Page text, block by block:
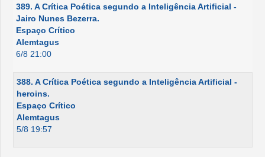
389. A Crítica Poética segundo a Inteligência Artificial -
Jairo Nunes Bezerra.
Espaço Crítico
Alemtagus
6/8 21:00
388. A Crítica Poética segundo a Inteligência Artificial -
heroins.
Espaço Crítico
Alemtagus
5/8 19:57